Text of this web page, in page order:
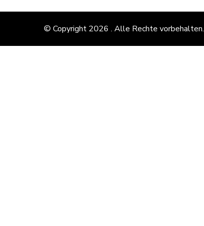
© Copyright 2026 . Alle Rechte vorbehalten.